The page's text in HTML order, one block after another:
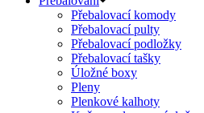
Přebalovací komody
Přebalovací pulty
Přebalovací podložky
Přebalovací tašky
Úložné boxy
Pleny
Plenkové kalhoty